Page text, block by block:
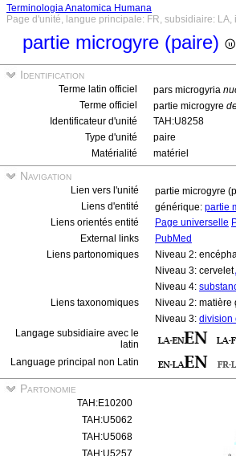
Terminologia Anatomica Humana
Page d'unité, langue principale: FR, subsidiaire: LA,
partie microgyre (paire)
Identification
Terme latin officiel pars microgyria
Terme officiel
partie microgyre
Identificateur d'unité
TAH:U8258
Type d'unité
paire
Matérialité
matériel
Navigation
Lien vers l'unité
partie microgyre
Liens d'entité
générique: partie
Liens orientés entité
Page universelle
External links
PubMed
Liens partonomiques
Niveau 2:
Niveau 3: cervelet
Niveau 4:
Liens taxonomiques
Niveau 2:
Niveau 3: division
Langage subsidiaire avec le
latin
Language principal non Latin
Partonomie
TAH:E10200
TAH:U5062
TAH:U5068
TAH:U5257